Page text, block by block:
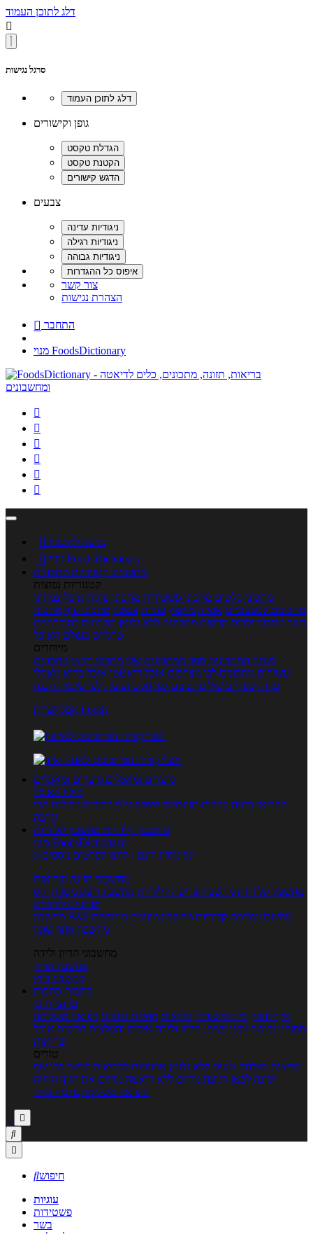
דלג לתוכן העמוד

סרגל נגישות
גופן וקישורים
צבעים
צור קשר
הצהרת נגישות
 התחבר
מנוי FoodsDictionary






 כניסה לחשבון

מנוי FoodsDictionary
מתכונים קטגוריות מתכונים
קטגוריות נפוצות
מתכוני סלטים מתכוני פשטידות מתכוני עוגות אוכל צמחוני
מתכונים לטבעוניים אפייה מוקפץ עוגיות פסטה מתכוני עוף מתכוני
בשר מתכוני ילדים מרקים מתכונים ללא גלוטן מתכונים לסוכרתיים
טרנדים בעולם האוכל
מיוחדים
מנתח המתכונים ספר המתכונים שלי מתכוני וידאו מתכונים
עשירים מתכונים לפי מצרכים אוכל דיאטטי אוכל בריא מאכלי
עדות ספרי בישול מתכונים לפי חגים ועונות לפי שיטות הכנה
אפליקציית Foods
מוצרים ומאכלים מוצרים ומאכלים
מילון האוכל
תפריטי תזונה ערכים תזונתיים חיפוש ע"פ רכיבים מכילים הכי
הרבה
מחשבון קלוריות מחשבון קלוריות
מנוי FoodsDictionary
5 ימי ניסיון חינם - לחצו לפרטים נוספים
מחשבוני תזונה ובריאות
מחשבון קלוריות מחשבון שריפת קלוריות מחשבון דופק מטרה יחס
מותניים לירכיים
מחשבון BMI
מחשבון צריכת קלוריות מחשבון מינונים מומלצים
מחשבון אחוז שומן
מחשבוני הריון ולידה
מחשבון הריון
מחשבון ביוץ
כתבות כתבות
ערוצי תוכן
איך להכין בית ומשפחה בריאות מחלות ובעיות רפואה משלימה
ספורט וכושר גופני נשים, הריון ולידה טיפים והמלצות חדשות אוכל
ובריאות
טורים
בריאות בצלחת טעים ללא גלוטן טבעונות לבריאות לבשל כמו שף
תזונה לבטן רגועה מרזים ללא דיאטה מזיזים את הגוף הרזיה
ורפואה משלימה גורמה ביתי



חיפוש
עוגיות
פשטידות
בשר